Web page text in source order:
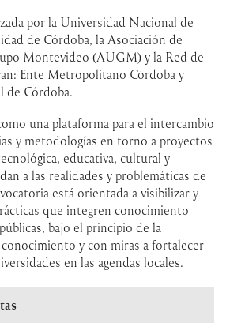
por la Universidad Nacional de
de Córdoba, la Asociación de
Montevideo (AUGM) y la Red de
Ente Metropolitano Córdoba y
de Córdoba.
una plataforma para el intercambio
y metodologías en torno a proyectos
educativa, cultural y
a las realidades y problemáticas de
está orientada a visibilizar y
que integren conocimiento
bajo el principio de la
y con miras a fortalecer
en las agendas locales.